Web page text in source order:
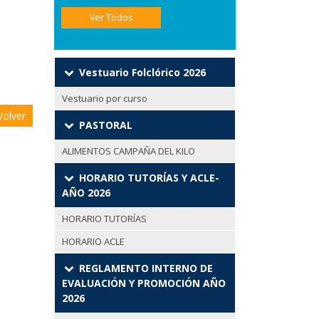
Ver Todos
Vestuario Folclórico 2026
Vestuario por curso
PASTORAL
ALIMENTOS CAMPAÑA DEL KILO
HORARIO TUTORÍAS Y ACLE-
AÑO 2026
HORARIO TUTORÍAS
HORARIO ACLE
REGLAMENTO INTERNO DE
EVALUACIÓN Y PROMOCIÓN AÑO
2026